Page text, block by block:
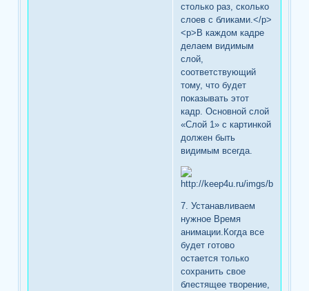
столько раз, сколько
слоев с бликами.</p>
<p>В каждом кадре
делаем видимым
слой,
соответствующий
тому, что будет
показывать этот
кадр. Основной слой
«Слой 1» с картинкой
должен быть
видимым всегда.
7. Устанавливаем
нужное Время
анимации.Когда все
будет готово
остается только
сохранить свое
блестящее творение,